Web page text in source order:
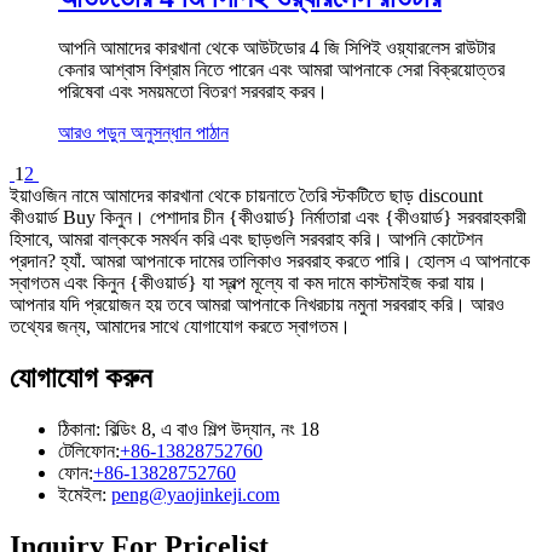
আপনি আমাদের কারখানা থেকে আউটডোর 4 জি সিপিই ওয়্যারলেস রাউটার
কেনার আশ্বাস বিশ্রাম নিতে পারেন এবং আমরা আপনাকে সেরা বিক্রয়োত্তর
পরিষেবা এবং সময়মতো বিতরণ সরবরাহ করব।
আরও পড়ুন অনুসন্ধান পাঠান
12
ইয়াওজিন নামে আমাদের কারখানা থেকে চায়নাতে তৈরি স্টকটিতে ছাড় discount
কীওয়ার্ড Buy কিনুন। পেশাদার চীন {কীওয়ার্ড} নির্মাতারা এবং {কীওয়ার্ড} সরবরাহকারী
হিসাবে, আমরা বাল্ককে সমর্থন করি এবং ছাড়গুলি সরবরাহ করি। আপনি কোটেশন
প্রদান? হ্যাঁ. আমরা আপনাকে দামের তালিকাও সরবরাহ করতে পারি। হোলস এ আপনাকে
স্বাগতম এবং কিনুন {কীওয়ার্ড} যা স্বল্প মূল্যে বা কম দামে কাস্টমাইজ করা যায়।
আপনার যদি প্রয়োজন হয় তবে আমরা আপনাকে নিখরচায় নমুনা সরবরাহ করি। আরও
তথ্যের জন্য, আমাদের সাথে যোগাযোগ করতে স্বাগতম।
যোগাযোগ করুন
ঠিকানা: বিল্ডিং 8, এ বাও শিল্প উদ্যান, নং 18
টেলিফোন:+86-13828752760
ফোন:+86-13828752760
ইমেইল: peng@yaojinkeji.com